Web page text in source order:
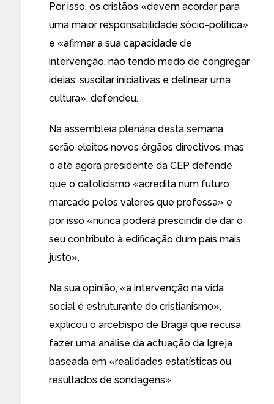
Por isso, os cristãos «devem acordar para
uma maior responsabilidade sócio-política»
e «afirmar a sua capacidade de
intervenção, não tendo medo de congregar
ideias, suscitar iniciativas e delinear uma
cultura», defendeu.
Na assembleia plenária desta semana
serão eleitos novos órgãos directivos, mas
o até agora presidente da CEP defende
que o catolicismo «acredita num futuro
marcado pelos valores que professa» e
por isso «nunca poderá prescindir de dar o
seu contributo à edificação dum país mais
justo».
Na sua opinião, «a intervenção na vida
social é estruturante do cristianismo»,
explicou o arcebispo de Braga que recusa
fazer uma análise da actuação da Igreja
baseada em «realidades estatísticas ou
resultados de sondagens».